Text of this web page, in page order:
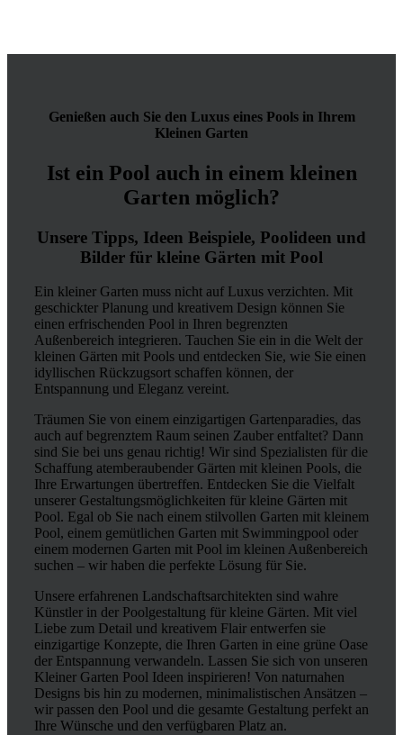
Genießen auch Sie den Luxus eines Pools in Ihrem
Kleinen Garten
Ist ein Pool auch in einem kleinen
Garten möglich?
Unsere Tipps, Ideen Beispiele, Poolideen und
Bilder für kleine Gärten mit Pool
Ein kleiner Garten muss nicht auf Luxus verzichten. Mit
geschickter Planung und kreativem Design können Sie
einen erfrischenden Pool in Ihren begrenzten
Außenbereich integrieren. Tauchen Sie ein in die Welt der
kleinen Gärten mit Pools und entdecken Sie, wie Sie einen
idyllischen Rückzugsort schaffen können, der
Entspannung und Eleganz vereint.
Träumen Sie von einem einzigartigen Gartenparadies, das
auch auf begrenztem Raum seinen Zauber entfaltet? Dann
sind Sie bei uns genau richtig! Wir sind Spezialisten für die
Schaffung atemberaubender Gärten mit kleinen Pools, die
Ihre Erwartungen übertreffen. Entdecken Sie die Vielfalt
unserer Gestaltungsmöglichkeiten für kleine Gärten mit
Pool. Egal ob Sie nach einem stilvollen Garten mit kleinem
Pool, einem gemütlichen Garten mit Swimmingpool oder
einem modernen Garten mit Pool im kleinen Außenbereich
suchen – wir haben die perfekte Lösung für Sie.
Unsere erfahrenen Landschaftsarchitekten sind wahre
Künstler in der Poolgestaltung für kleine Gärten. Mit viel
Liebe zum Detail und kreativem Flair entwerfen sie
einzigartige Konzepte, die Ihren Garten in eine grüne Oase
der Entspannung verwandeln. Lassen Sie sich von unseren
Kleiner Garten Pool Ideen inspirieren! Von naturnahen
Designs bis hin zu modernen, minimalistischen Ansätzen –
wir passen den Pool und die gesamte Gestaltung perfekt an
Ihre Wünsche und den verfügbaren Platz an.